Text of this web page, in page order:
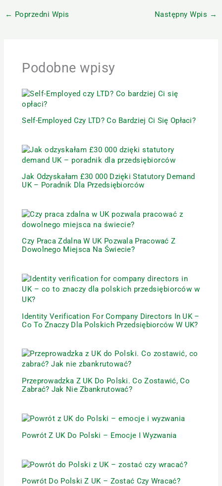
← Poprzedni Wpis Następny Wpis →
Podobne wpisy
Self-Employed Czy LTD? Co Bardziej Ci Się Opłaci?
Jak Odzyskałam £30 000 Dzięki Statutory Demand
UK – Poradnik Dla Przedsiębiorców
Czy Praca Zdalna W UK Pozwala Pracować Z
Dowolnego Miejsca Na Świecie?
Identity Verification For Company Directors In UK –
Co To Znaczy Dla Polskich Przedsiębiorców W UK?
Przeprowadzka Z UK Do Polski. Co Zostawić, Co
Zabrać? Jak Nie Zbankrutować?
Powrót Z UK Do Polski – Emocje I Wyzwania
Powrót Do Polski Z UK – Zostać Czy Wracać?